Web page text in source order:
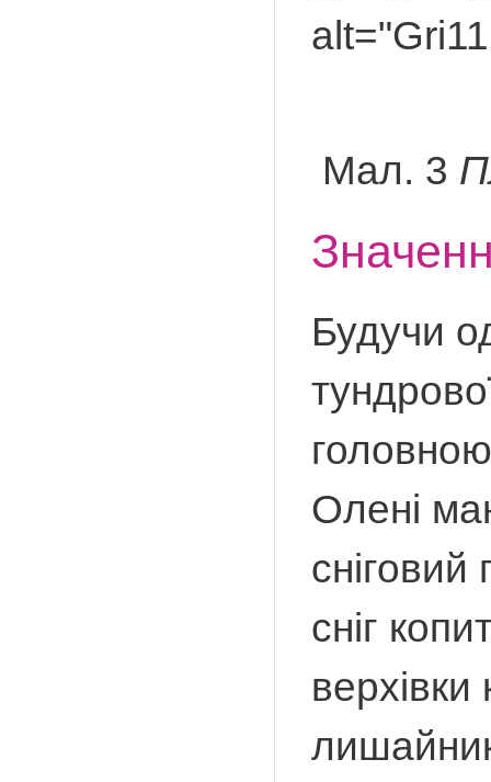
Мал. 3
Будучи
Олені
сніговий
сніг